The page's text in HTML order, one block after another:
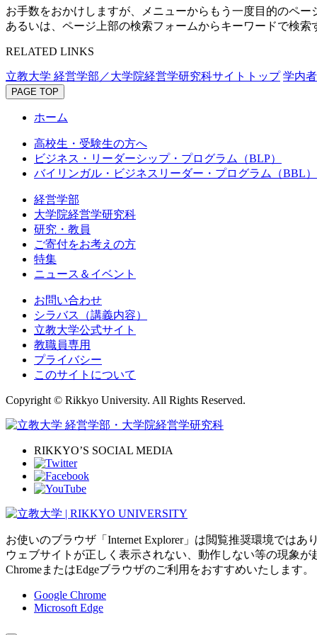
お手数をおかけしますが、メニューからもう一度目的のペー
あるいは、ページ上部の検索フォームからキーワードで検索
RELATED LINKS
立教大学 経営学部／大学院経営学研究科サイトトップ 学内
PAGE TOP
ホーム
高校生・受験生の方へ
ビジネス・リーダーシップ・プログラム（BLP）
バイリンガル・ビジネスリーダー・プログラム（BBL）
経営学部
大学院経営学研究科
研究・教員
ご寄付をお考えの方
特集
ニュース＆イベント
お問い合わせ
シラバス（講義内容）
立教大学公式サイト
教職員専用
プライバシー
このサイトについて
Copyright © Rikkyo University. All Rights Reserved.
RIKKYO’S SOCIAL MEDIA
お使いのブラウザ「Internet Explorer」は閲覧推奨環境ではあ
ウェブサイトが正しく表示されない、動作しない等の現象
ChromeまたはEdgeブラウザのご利用をおすすめいたします。
Google Chrome
Microsoft Edge